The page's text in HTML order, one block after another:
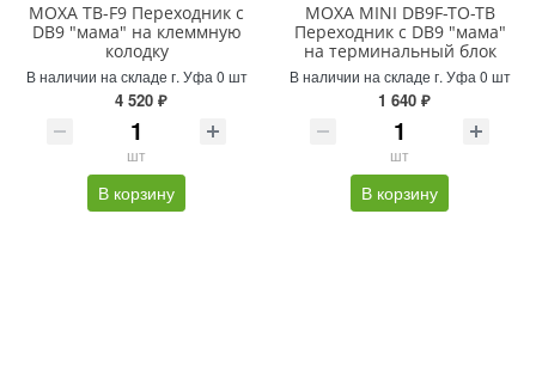
MOXA TB-F9 Переходник с
DB9 "мама" на клеммную
колодку
В наличии на складе г. Уфа 0 шт
4 520 ₽
шт
В корзину
MOXA MINI DB9F-TO-TB
Переходник с DB9 "мама"
на терминальный блок
В наличии на складе г. Уфа 0 шт
1 640 ₽
шт
В корзину